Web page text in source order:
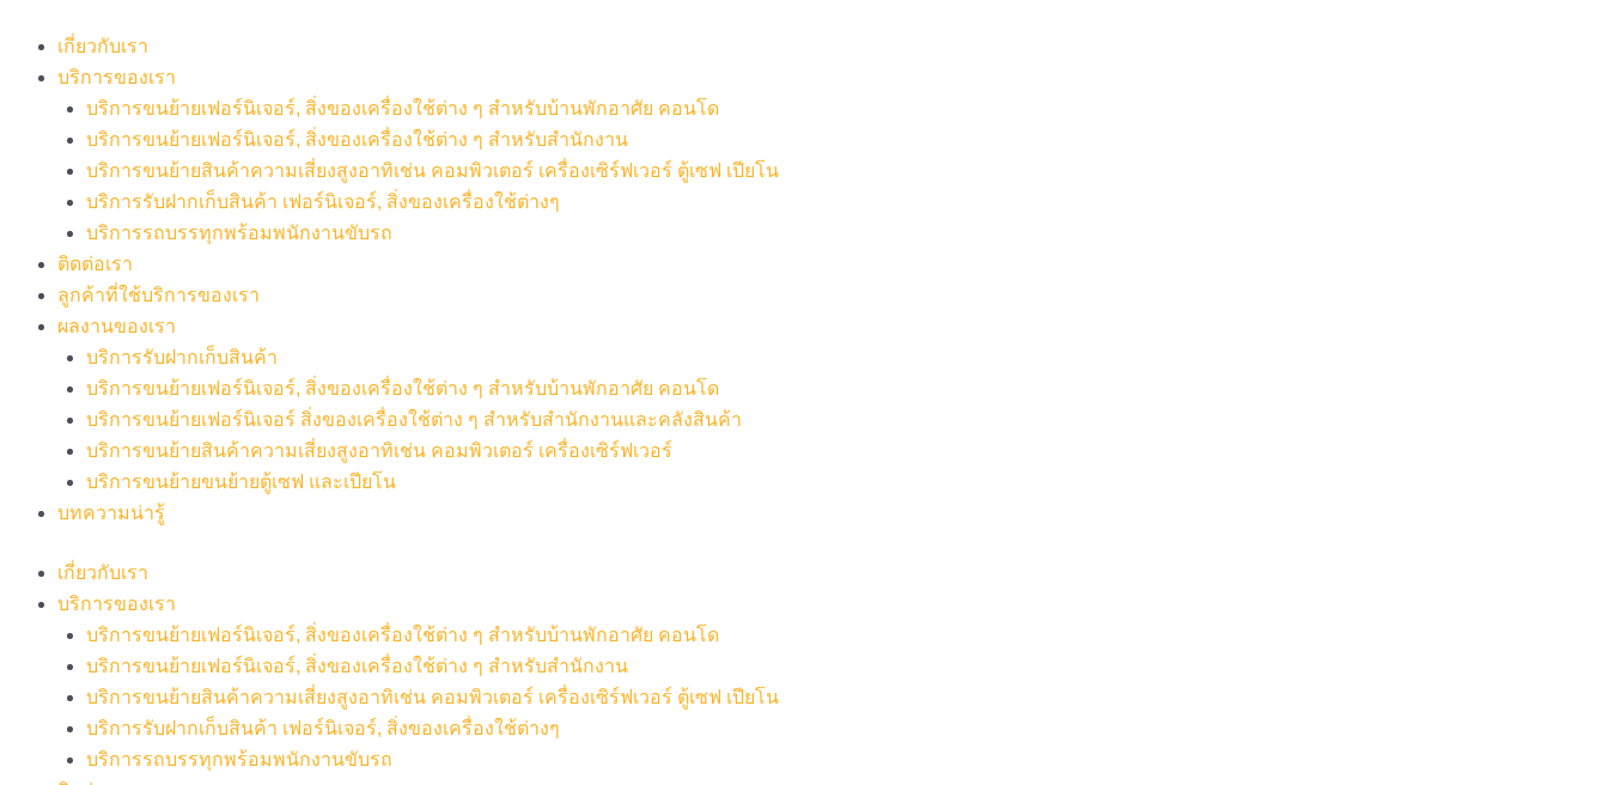
content
เกี่ยวกับเรา
บริการของเรา
บริการขนย้ายเฟอร์นิเจอร์, สิ่งของเครื่องใช้ต่าง ๆ สำหรับบ้านพักอาศัย คอนโด
บริการขนย้ายเฟอร์นิเจอร์, สิ่งของเครื่องใช้ต่าง ๆ สำหรับสำนักงาน
บริการขนย้ายสินค้าความเสี่ยงสูงอาทิเช่น คอมพิวเตอร์ เครื่องเซิร์ฟเวอร์ ตู้เซฟ เปียโน
บริการรับฝากเก็บสินค้า เฟอร์นิเจอร์, สิ่งของเครื่องใช้ต่างๆ
บริการรถบรรทุกพร้อมพนักงานขับรถ
ติดต่อเรา
ลูกค้าที่ใช้บริการของเรา
ผลงานของเรา
บริการรับฝากเก็บสินค้า
บริการขนย้ายเฟอร์นิเจอร์, สิ่งของเครื่องใช้ต่าง ๆ สำหรับบ้านพักอาศัย คอนโด
บริการขนย้ายเฟอร์นิเจอร์ สิ่งของเครื่องใช้ต่าง ๆ สำหรับสำนักงานและคลังสินค้า
บริการขนย้ายสินค้าความเสี่ยงสูงอาทิเช่น คอมพิวเตอร์ เครื่องเซิร์ฟเวอร์
บริการขนย้ายขนย้ายตู้เซฟ และเปียโน
บทความน่ารู้
เกี่ยวกับเรา
บริการของเรา
บริการขนย้ายเฟอร์นิเจอร์, สิ่งของเครื่องใช้ต่าง ๆ สำหรับบ้านพักอาศัย คอนโด
บริการขนย้ายเฟอร์นิเจอร์, สิ่งของเครื่องใช้ต่าง ๆ สำหรับสำนักงาน
บริการขนย้ายสินค้าความเสี่ยงสูงอาทิเช่น คอมพิวเตอร์ เครื่องเซิร์ฟเวอร์ ตู้เซฟ เปียโน
บริการรับฝากเก็บสินค้า เฟอร์นิเจอร์, สิ่งของเครื่องใช้ต่างๆ
บริการรถบรรทุกพร้อมพนักงานขับรถ